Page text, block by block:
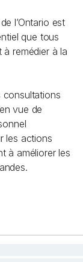
l’Ontario est
que tous
remédier à la
consultations
vue de
les actions
à améliorer les